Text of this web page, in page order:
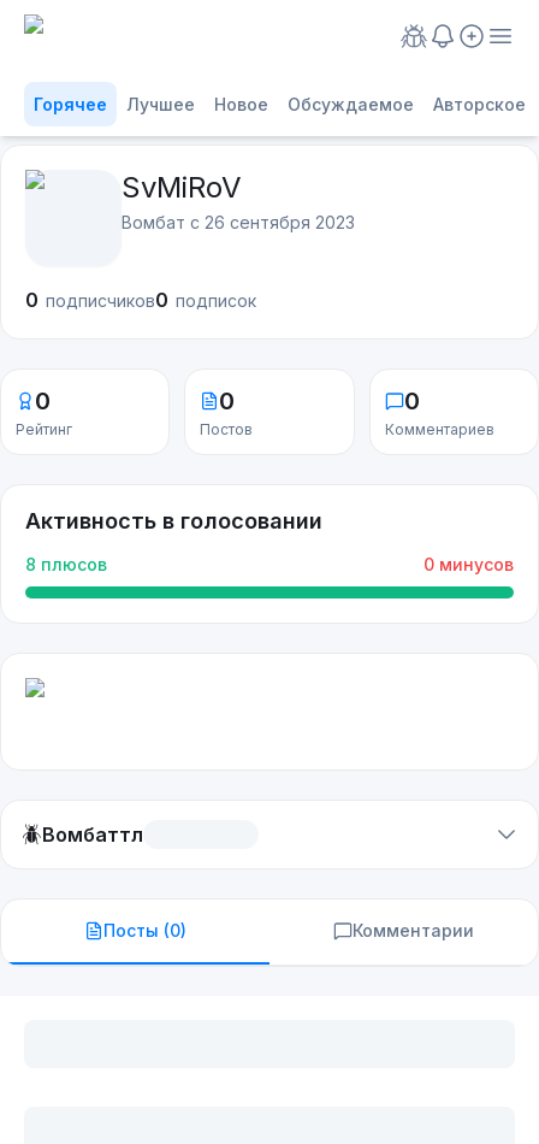
Горячее Лучшее Новое Обсуждаемое Авторское
SvMiRoV
Вомбат с 26 сентября 2023
0 подписчиков0 подписок
0
Рейтинг
0
Постов
0
Комментариев
Активность в голосовании
8 плюсов 0 минусов
🪲Вомбаттл
Посты (0) Комментарии